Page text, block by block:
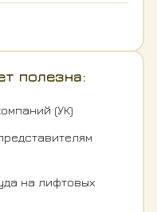
полезна:
(УК)
на лифтовых